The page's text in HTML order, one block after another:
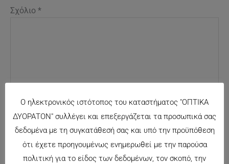
Σχόλιο *
Όνομα*
Ο ηλεκτρονικός ιστότοπος του καταστήματος "ΟΠΤΙΚΑ
ΔΥΟΡΑΤΟΝ" συλλέγει και επεξεργάζεται τα προσωπικά σας
δεδομένα με τη συγκατάθεσή σας και υπό την προϋπόθεση
ότι έχετε προηγουμένως ενημερωθεί με την παρούσα
πολιτική για το είδος των δεδομένων, τον σκοπό, την